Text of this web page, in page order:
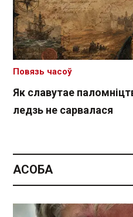
Як славутае
ледзь не сарвалася
Повязь часоў
АСОБА